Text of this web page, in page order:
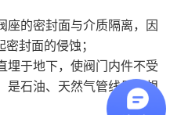
座的密封面与介质隔离，因
封面的侵蚀；
埋于地下，使阀门内件不受
是石油、天然气管线最理想